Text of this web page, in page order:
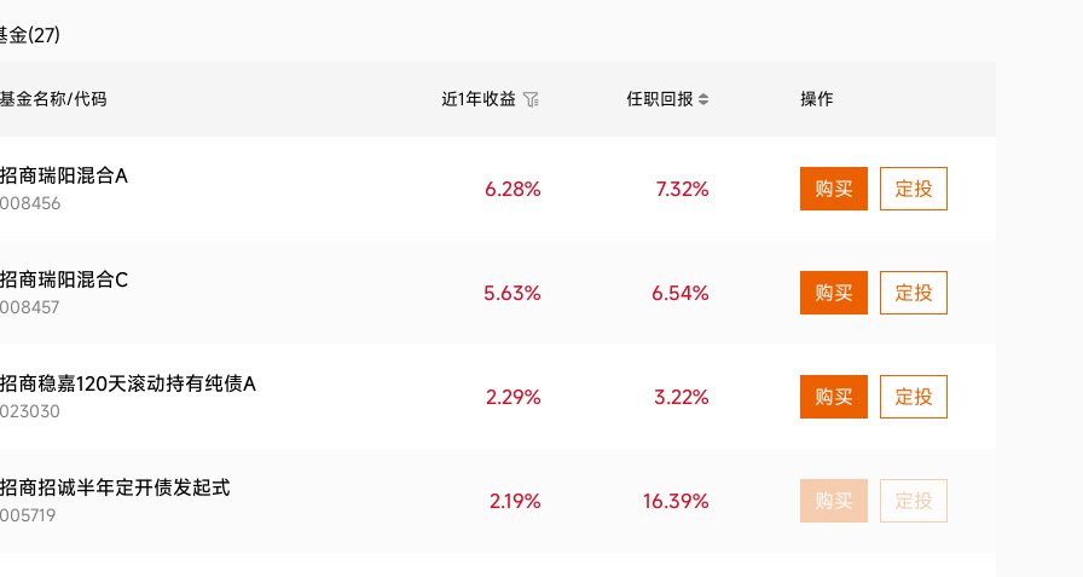
金(27)
基金名称/代码 近1年收益 任职回报 操作
招商瑞阳混合A
008456
6.28% 7.32% 购买 定投
招商瑞阳混合C
008457
5.63% 6.54% 购买 定投
招商稳嘉120天滚动持有纯债A
023030
2.29% 3.22% 购买 定投
招商招诚半年定开债发起式
005719
2.19% 16.39% 购买 定投